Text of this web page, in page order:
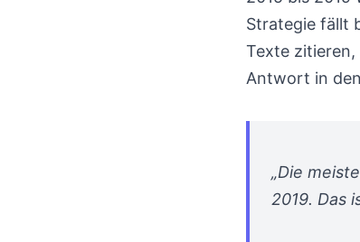
Strategie fällt
Texte
Antwort in
„Die
2019. Das